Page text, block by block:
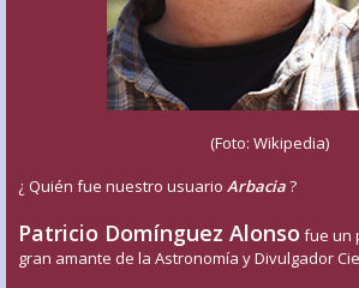
(Foto: Wikipedia)
¿ Quién fue nuestro usuario Arbacia?
Patricio Domínguez Alonso fue un
gran amante de la Astronomía y Divulgador